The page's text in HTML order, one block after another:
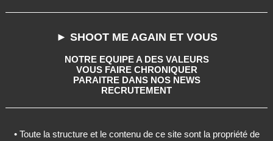
► SHOOT ME AGAIN ET VOUS
NOTRE EQUIPE A DES VALEURS
VOUS FAIRE CHRONIQUER
PARAITRE DANS NOS NEWS
RECRUTEMENT
• Toute la structure et le contenu de ce site sont la propriété de